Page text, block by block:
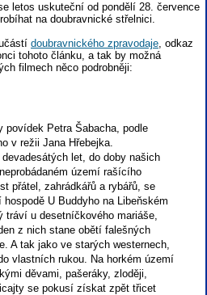
letos uskuteční od pondělí 28. července
na doubravnické střelnici.
doubravnického zpravodaje, odkaz
tohoto článku, a tak by možná
filmech něco podrobněji:
povídek Petra Šabacha, podle
v režii Jana Hřebejka.
let, do doby našich
území rašícího
přátel, zahrádkářů a rybářů, se
U Buddyho na Libeňském
tráví u desetníčkového mariáše,
z nich stane obětí falešných
A tak jako ve starých westernech,
vlastních rukou. Na horkém území
děvami, pašeráky, zloději,
se pokusí získat zpět třicet